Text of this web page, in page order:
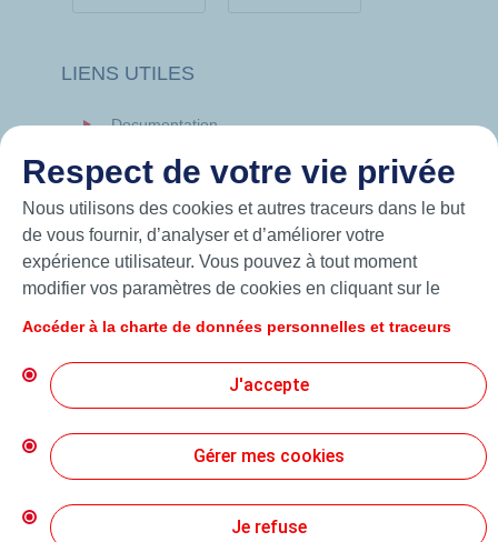
LIENS UTILES
Documentation
Hutchinson.com
© 2026 Hutchinson Precision Sealing Systems
Charte de Protection des Données Personnelles
Respect de votre vie privée
Nous utilisons des cookies et autres traceurs dans le but
de vous fournir, d’analyser et d’améliorer votre
expérience utilisateur. Vous pouvez à tout moment
modifier vos paramètres de cookies en cliquant sur le
« J’accepte », vous acceptez le dépôt de l’ensemble des
cookies. Dans le cas où vous cliquez sur « Je refuse »,
seuls les cookies techniques nécessaires au bon
d’informations, vous pouvez consulter la page « Charte
de données personnelles et traceurs ».
Accéder à la charte de données personnelles et traceurs
J'accepte
Gérer mes cookies
Je refuse